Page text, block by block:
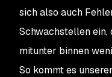
sich also auch
Schwachstellen ein,
mitunter binnen
So kommt es